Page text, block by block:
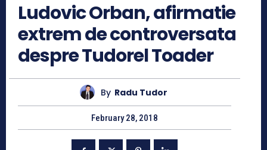
Ludovic Orban, afirmatie
extrem de controversata
despre Tudorel Toader
By Radu Tudor
February 28, 2018